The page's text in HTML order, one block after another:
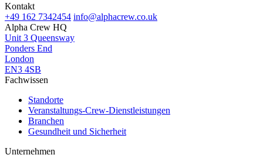
Kontakt
+49 162 7342454 info@alphacrew.co.uk
Alpha Crew HQ
Unit 3 Queensway
Ponders End
London
EN3 4SB
Fachwissen
Standorte
Veranstaltungs-Crew-Dienstleistungen
Branchen
Gesundheit und Sicherheit
Unternehmen